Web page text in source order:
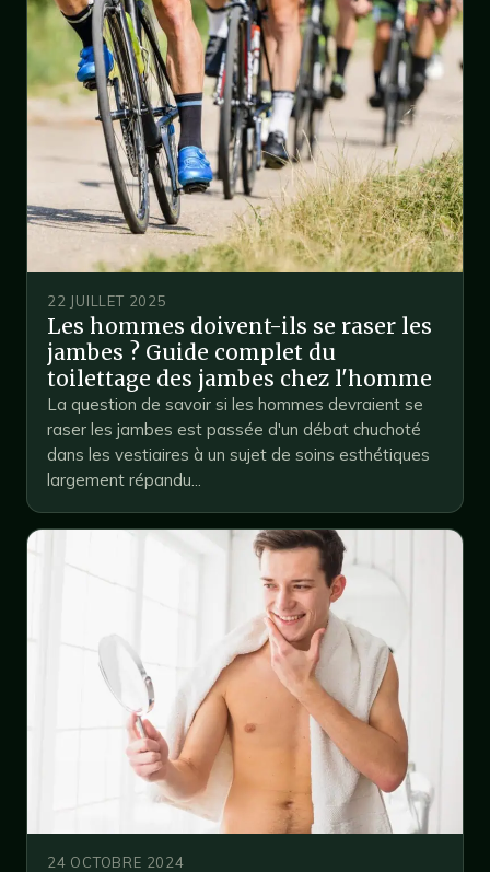
22 JUILLET 2025
Les hommes doivent-ils se raser les
jambes ? Guide complet du
toilettage des jambes chez l'homme
La question de savoir si les hommes devraient se
raser les jambes est passée d'un débat chuchoté
dans les vestiaires à un sujet de soins esthétiques
largement répandu...
24 OCTOBRE 2024